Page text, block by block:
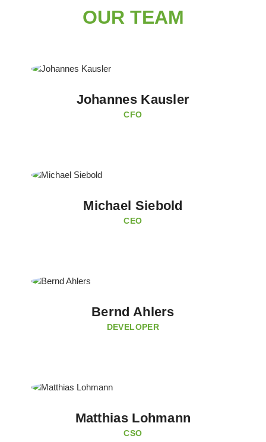
OUR TEAM
Johannes Kausler
CFO
Michael Siebold
CEO
Bernd Ahlers
DEVELOPER
Matthias Lohmann
CSO